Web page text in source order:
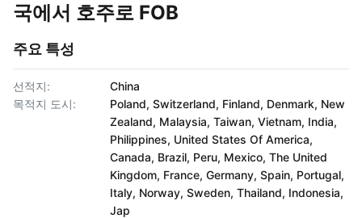
국에서 호주로 FOB
주요 특성
선적지:
China
목적지 도시:
Poland, Switzerland, Finland, Denmark, New
Zealand, Malaysia, Taiwan, Vietnam, India,
Philippines, United States Of America,
Canada, Brazil, Peru, Mexico, The United
Kingdom, France, Germany, Spain, Portugal,
Italy, Norway, Sweden, Thailand, Indonesia,
Jap